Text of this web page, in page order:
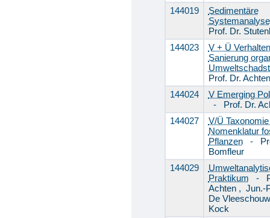
144019
Sedimentäre
Systemanalyse
Prof. Dr.
144023
V + Ü
Sanierung
Prof. Dr. Achten
144024
V Emerging
- Prof. Dr.
144027
V/Ü
Nomenklatur
Pflanzen-
Bomfleur
144029
Praktikum -
Achten , Jun.-
De
Kock